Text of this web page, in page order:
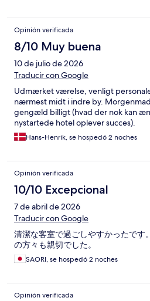
Opinión verificada
8/10 Muy buena
10 de julio de 2026
Traducir con Google
Udmærket værelse, venligt
nærmest midt i indre by.
gengæld billigt (hvad der nok kan
nystartede hotel oplever succes).
Hans-Henrik, se hospedó 2 noches
Opinión verificada
10/10 Excepcional
7 de abril de 2026
Traducir con Google
清潔な客室で過ごしやすかったです
の方々も親切でした。
SAORI, se hospedó 2 noches
Opinión verificada